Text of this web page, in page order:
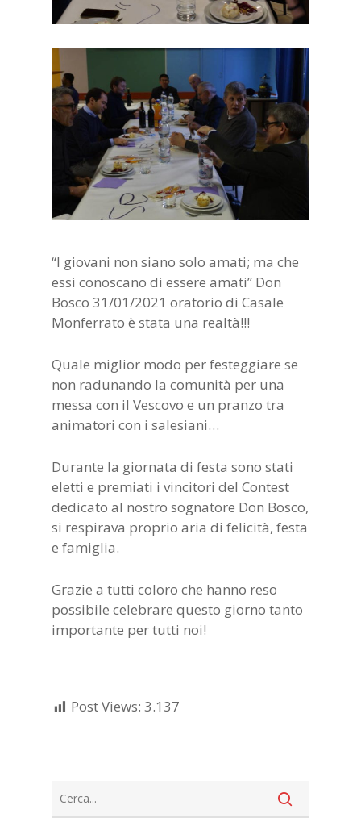
“I giovani non siano solo amati; ma che
essi conoscano di essere amati” Don
Bosco 31/01/2021 oratorio di Casale
Monferrato è stata una realtà!!!
Quale miglior modo per festeggiare se
non radunando la comunità per una
messa con il Vescovo e un pranzo tra
animatori con i salesiani…
Durante la giornata di festa sono stati
eletti e premiati i vincitori del Contest
dedicato al nostro sognatore Don Bosco,
si respirava proprio aria di felicità, festa
e famiglia.
Grazie a tutti coloro che hanno reso
possibile celebrare questo giorno tanto
importante per tutti noi!
Post Views: 3.137